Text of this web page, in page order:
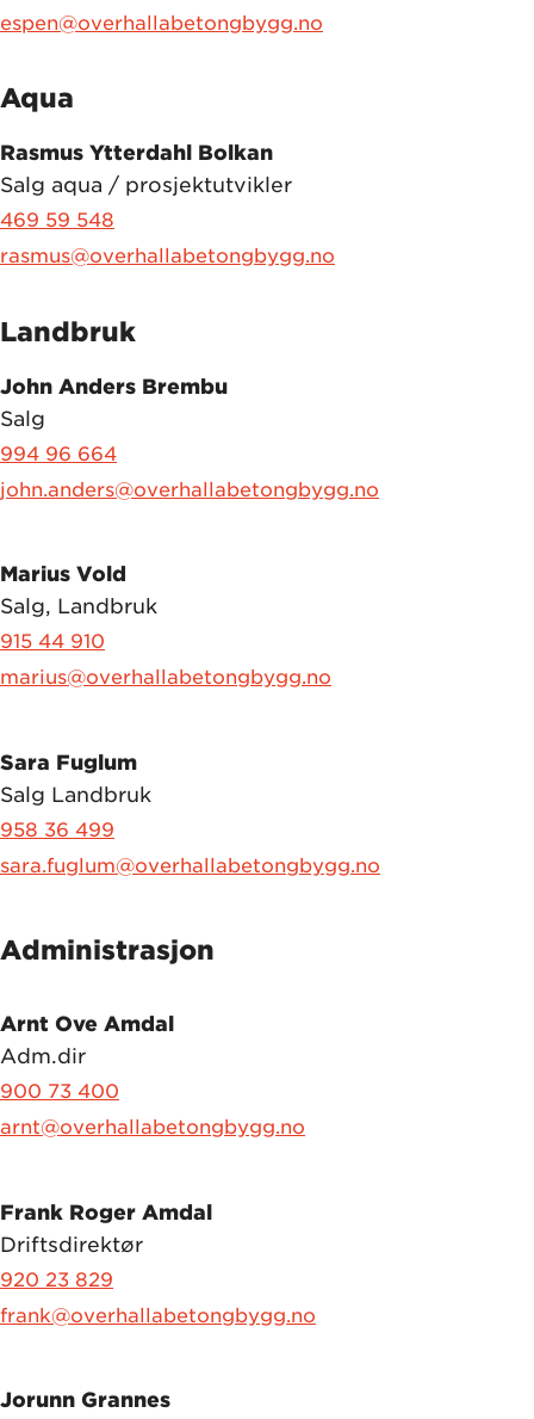
espen@overhallabetongbygg.no
Aqua
Rasmus Ytterdahl Bolkan
Salg aqua / prosjektutvikler
469 59 548
rasmus@overhallabetongbygg.no
Landbruk
John Anders Brembu
Salg
994 96 664
john.anders@overhallabetongbygg.no
Marius Vold
Salg, Landbruk
915 44 910
marius@overhallabetongbygg.no
Sara Fuglum
Salg Landbruk
958 36 499
sara.fuglum@overhallabetongbygg.no
Administrasjon
Arnt Ove Amdal
Adm.dir
900 73 400
arnt@overhallabetongbygg.no
Frank Roger Amdal
Driftsdirektør
920 23 829
frank@overhallabetongbygg.no
Jorunn Grannes